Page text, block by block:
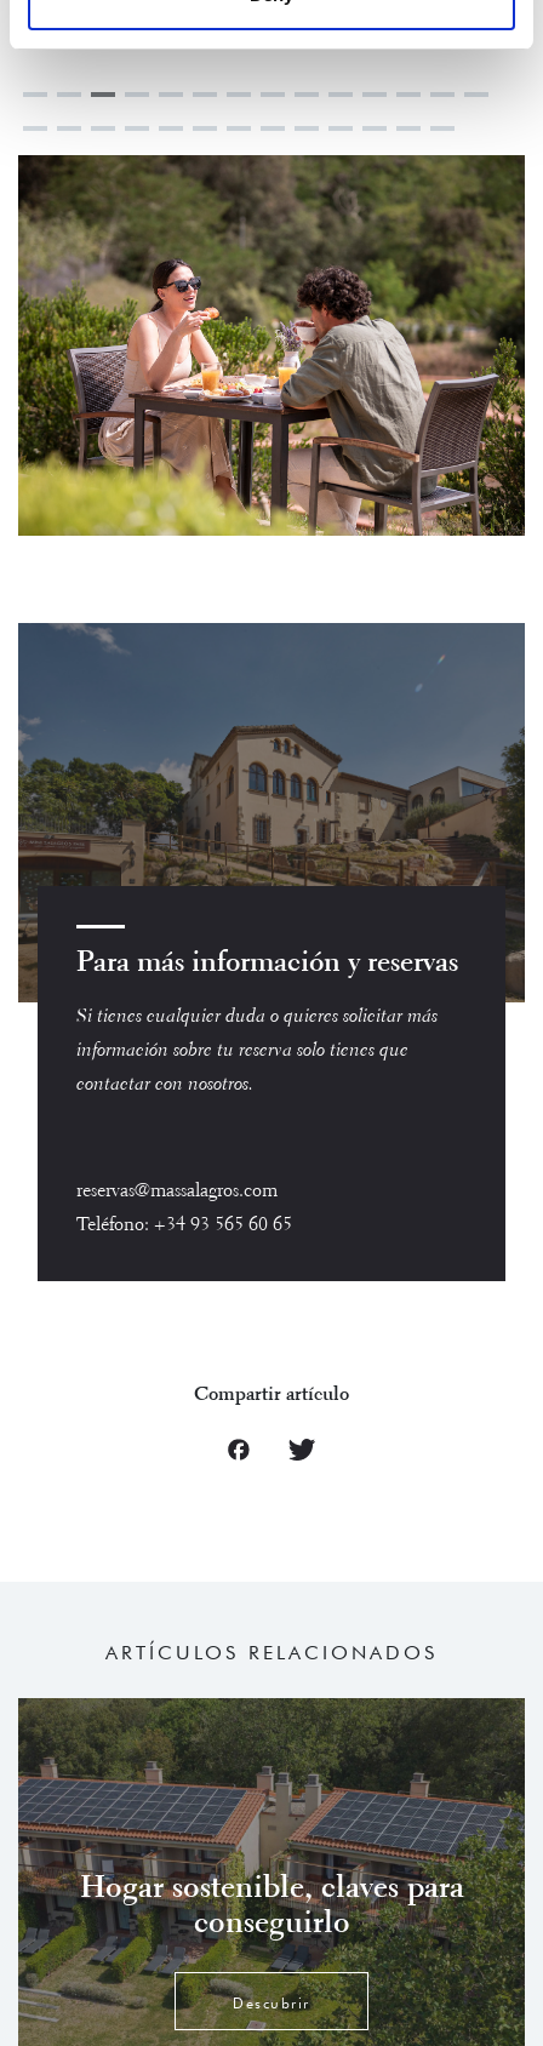
Para más información y reservas
Si tienes cualquier duda o quieres solicitar más
información sobre tu reserva solo tienes que
contactar con nosotros.
reservas@massalagros.com
Teléfono: +34 93 565 60 65
Compartir artículo
ARTÍCULOS RELACIONADOS
Hogar sostenible, claves para
conseguirlo
Descubrir